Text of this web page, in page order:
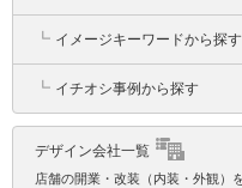
┗ イメージキーワードから探す
┗ イチオシ事例から探す
デザイン会社一覧
店舗の開業・改装（内装・外観）